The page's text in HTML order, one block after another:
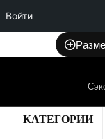
Войти
КАТЕГОРИИ